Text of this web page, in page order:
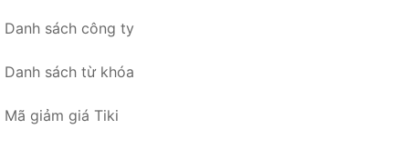
Danh sách công ty
Danh sách từ khóa
Mã giảm giá Tiki